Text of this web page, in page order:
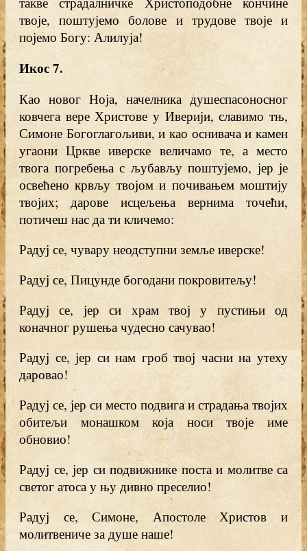
твоје, поштујемо болове и трудове твоје и
појемо Богу: Алилуја!
Икос 7.
Као новог Ноја, начелника душеспасоносног
ковчега вере Христове у Иверији, славимо тњ,
Симоне Богоглагољиви, и као оснивача и камен
угаони Цркве иверске величамо те, а место
твога погребења с љубављу поштујемо, јер је
освећено крвљу твојом и почивањем моштију
твојих; дарове исцељења вернима точећи,
потичеш нас да ти кличемо:
Радуј се, чувару неодступни земље иверске!
Радуј се, Пицунде богодани покровитељу!
Радуј се, јер си храм твој у пустињи од
коначног рушења чудесно сачувао!
Радуј се, јер си нам гроб твој часни на утеху
даровао!
Радуј се, јер си место подвига и страдања твојих
обитељи монашком која носи твоје име
обновио!
Радуј се, јер си подвижнике поста и молитве са
светог атоса у њу дивно преселио!
Радуј се, Симоне, Апостоле Христов и
молитвениче за душе наше!